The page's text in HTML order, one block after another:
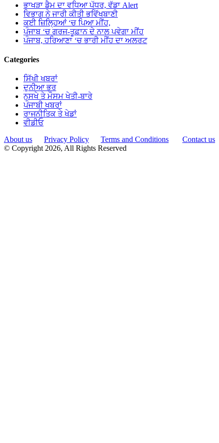
ਭਾਖੜਾ ਡੈਮ ਦਾ ਵਧਿਆ ਪੱਧਰ, ਵੱਡਾ Alert
ਵਿਭਾਗ ਨੇ ਜਾਰੀ ਕੀਤੀ ਭਵਿੱਖਬਾਣੀ
ਕਈ ਜ਼ਿਲ੍ਹਿਆਂ ‘ਚ ਪਿਆ ਮੀਂਹ,
ਪੰਜਾਬ ‘ਚ ਗਰਜ-ਤੂਫ਼ਾਨ ਦੇ ਨਾਲ ਪਵੇਗਾ ਮੀਂਹ
ਪੰਜਾਬ, ਹਰਿਆਣਾ ‘ਚ ਭਾਰੀ ਮੀਂਹ ਦਾ ਅਲਰਟ
Categories
ਸਿੱਖੀ ਖਬਰਾਂ
ਦੁਨੀਆ ਭਰ
ਨੁਸਖੇ ਤੇ ਮੌਸਮ ਖੇਤੀ-ਬਾਰੇ
ਪੰਜਾਬੀ ਖਬਰਾਂ
ਰਾਜਨੀਤਿਕ ਤੇ ਖੇਡਾਂ
ਵੀਡੀਓ
About us
Privacy Policy Terms and Conditions
Contact us
© Copyright 2026, All Rights Reserved